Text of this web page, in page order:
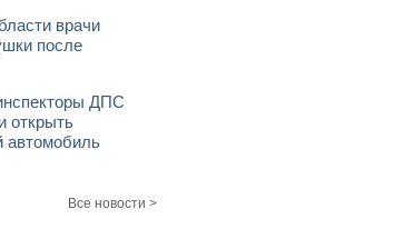
врачи
после
ДПС
открыть
автомобиль
Все новости >